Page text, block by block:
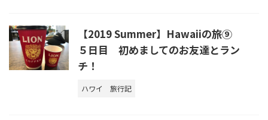
【2019 Summer】Hawaiiの旅⑨
５日目 初めましてのお友達とラン
チ！
ハワイ 旅行記